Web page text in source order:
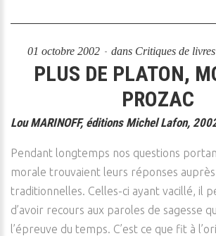
01 octobre 2002 dans Critiques de
PLUS DE PLATON,
PROZAC
Lou MARINOFF, éditions Michel Lafon,
Pendant longtemps nos questions
morale trouvaient leurs réponses
traditionnelles. Celles-ci ayant vacillé, il
d’avoir recours aux paroles de sagesse
l’épreuve du temps. C’est ce que fit à